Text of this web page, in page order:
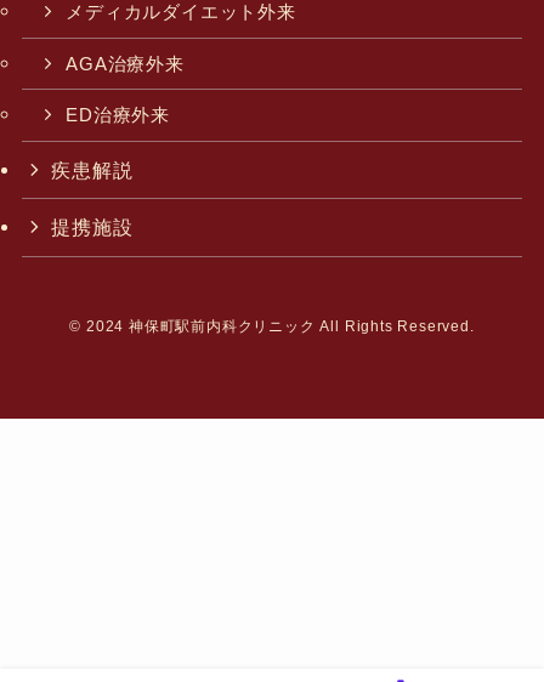
メディカルダイエット外来
AGA治療外来
ED治療外来
疾患解説
提携施設
© 2024 神保町駅前内科クリニック All Rights Reserved.